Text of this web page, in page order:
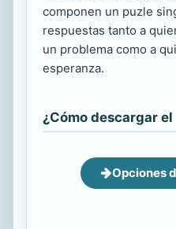
componen un puzle
respuestas tanto a
un problema como a
esperanza.
¿Cómo descargar
Opciones